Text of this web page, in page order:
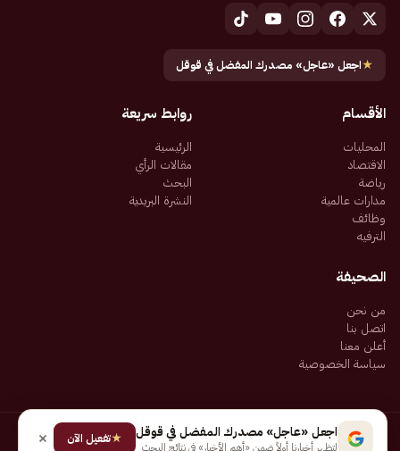
★اجعل «عاجل» مصدرك المفضل في قوقل
الأقسام
المحليات
الاقتصاد
رياضة
مدارات عالمية
وظائف
الترفيه
روابط سريعة
الرئيسية
مقالات الرأي
البحث
النشرة البريدية
الصحيفة
من نحن
اتصل بنا
أعلن معنا
سياسة الخصوصية
جميع الحقوق محفوظة لـ شركة إيجاز للنشر الإلكتروني المالكة لصحيفة عاجل
اجعل «عاجل» مصدرك المفضل في قوقل
لتظهر أخبارنا أولاً ضمن «أهم الأخبار» في نتائج البحث
★تفعيل الآن